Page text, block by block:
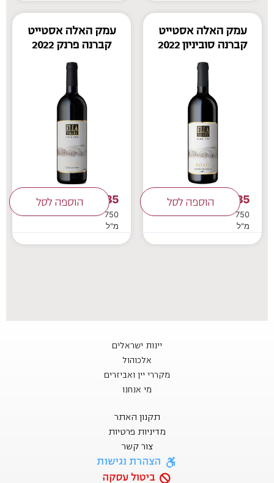
עמק האלה אסטייט
קברנה סוביניון 2022
85
750
מ"ל
הוספה לסל
עמק האלה אסטייט
קברנה פרנק 2022
85
750
מ"ל
הוספה לסל
יינות ישראלים
אלכוהול
מקררי יין ואביזרים
מי אנחנו
תקנון האתר
מדיניות פרטיות
צור קשר
הצהרת נגישות
ביטול עסקה